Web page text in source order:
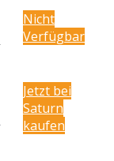
Nicht
Verfügbar
Jetzt bei
Saturn
kaufen